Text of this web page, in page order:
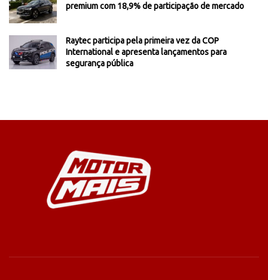
premium com 18,9% de participação de mercado
Raytec participa pela primeira vez da COP
International e apresenta lançamentos para
segurança pública